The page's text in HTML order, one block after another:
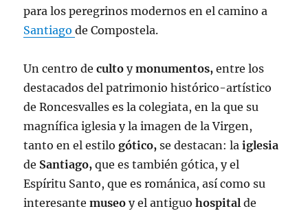
para los peregrinos modernos en el camino a
Santiagode Compostela.
Un centro deculto ymonumentos, entre los
destacados del patrimonio histórico-artístico
de Roncesvalles es la colegiata, en la que su
magnífica iglesia y la imagen de la Virgen,
tanto en el estilogótico, se destacan: laiglesia
de Santiago, que es también gótica, y el
Espíritu Santo, que es románica, así como su
interesantemuseo y el antiguohospital de